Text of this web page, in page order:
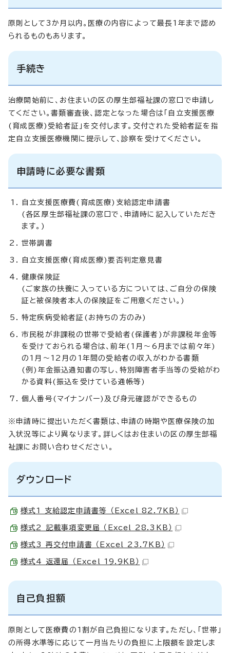
原則として3か月以内。医療の内容によって最長1年まで認め
られるものもあります。
手続き
治療開始前に、お住まいの区の厚生部福祉課の窓口で申請し
てください。書類審査後、認定となった場合は「自立支援医療
(育成医療)受給者証」を交付します。交付された受給者証を指
定自立支援医療機関に提示して、診察を受けてください。
申請時に必要な書類
自立支援医療費(育成医療)支給認定申請書
(各区厚生部福祉課の窓口で、申請時に記入していただき
ます。)
世帯調書
自立支援医療(育成医療)要否判定意見書
健康保険証
(ご家族の扶養に入っている方については、ご自分の保険
証と被保険者本人の保険証をご用意ください。)
特定疾病受給者証(お持ちの方のみ)
市民税が非課税の世帯で受給者(保護者)が非課税年金等
を受けておられる場合は、前年(1月～6月までは前々年)
の1月～12月の1年間の受給者の収入がわかる書類
(例)年金振込通知書の写し、特別障害者手当等の受給がわ
かる資料(振込を受けている通帳等)
個人番号(マイナンバー)及び身元確認ができるもの
※申請時に提出いただく書類は、申請の時期や医療保険の加
入状況等により異なります。詳しくはお住まいの区の厚生部福
祉課にお問い合わせください。
ダウンロード
様式1 支給認定申請書等 （Excel 82.7KB）
様式2 記載事項変更届 （Excel 28.3KB）
様式3 再交付申請書 （Excel 23.7KB）
様式4 返還届 （Excel 19.9KB）
自己負担額
原則として医療費の1割が自己負担になります。ただし、「世帯」
の所得水準等に応じて一月当たりの負担に上限額を設定しま